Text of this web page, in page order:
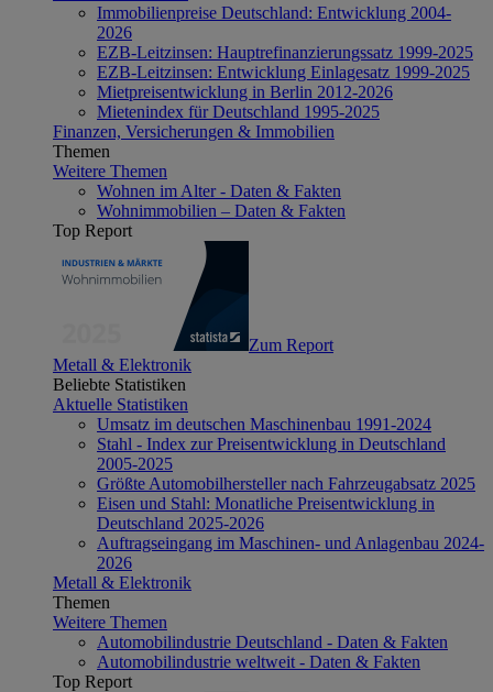
Immobilienpreise Deutschland: Entwicklung 2004-
2026
EZB-Leitzinsen: Hauptrefinanzierungssatz 1999-2025
EZB-Leitzinsen: Entwicklung Einlagesatz 1999-2025
Mietpreisentwicklung in Berlin 2012-2026
Mietenindex für Deutschland 1995-2025
Finanzen, Versicherungen & Immobilien
Themen
Weitere Themen
Wohnen im Alter - Daten & Fakten
Wohnimmobilien – Daten & Fakten
Top Report
Zum Report
Metall & Elektronik
Beliebte Statistiken
Aktuelle Statistiken
Umsatz im deutschen Maschinenbau 1991-2024
Stahl - Index zur Preisentwicklung in Deutschland
2005-2025
Größte Automobilhersteller nach Fahrzeugabsatz 2025
Eisen und Stahl: Monatliche Preisentwicklung in
Deutschland 2025-2026
Auftragseingang im Maschinen- und Anlagenbau 2024-
2026
Metall & Elektronik
Themen
Weitere Themen
Automobilindustrie Deutschland - Daten & Fakten
Automobilindustrie weltweit - Daten & Fakten
Top Report